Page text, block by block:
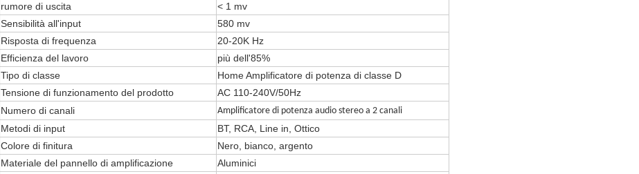
rumore di uscita
< 1 mv
Sensibilità all'input
580 mv
Risposta di frequenza
20-20K Hz
Efficienza del lavoro
più dell'85%
Tipo di classe
Home Amplificatore di potenza di classe D
Tensione di funzionamento del prodotto
AC 110-240V/50Hz
Numero di canali
Amplificatore di potenza audio stereo a 2 canali
Metodi di input
BT, RCA, Line in, Ottico
Colore di finitura
Nero, bianco, argento
Materiale del pannello di amplificazione
Aluminici